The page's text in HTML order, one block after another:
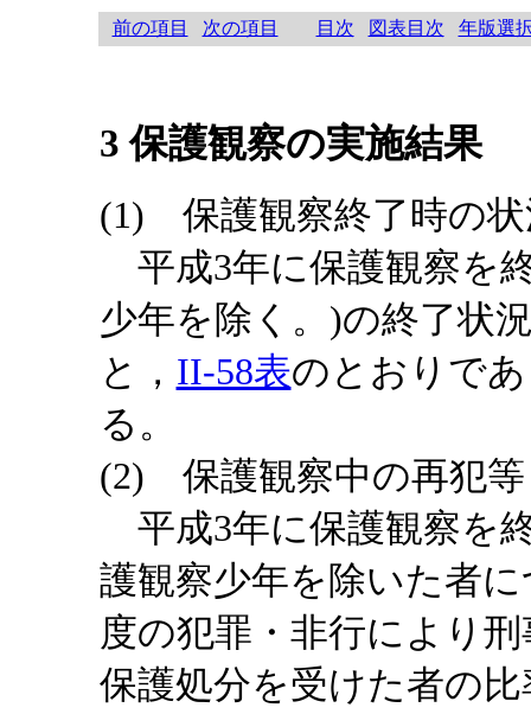
前の項目 次の項目 目次 図表目次 年版選
3 保護観察の実施結果
(1) 保護観察終了時の状
平成3年に保護観察を
少年を除く。)の終了状
と， II-58表のとおりで
る。
(2) 保護観察中の再犯等
平成3年に保護観察を
護観察少年を除いた者
度の犯罪・非行により
保護処分を受けた者の